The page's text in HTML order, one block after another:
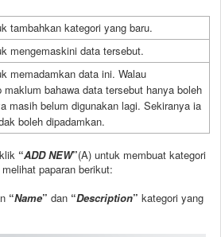
tambahkan kategori yang baru.
mengemaskini data tersebut.
memadamkan data ini. Walau
maklum bahawa data tersebut hanya boleh
masih belum digunakan lagi. Sekiranya ia
boleh dipadamkan.
“ADD NEW”(A) untuk membuat kategori
paparan berikut:
“Name” dan “Description” kategori yang